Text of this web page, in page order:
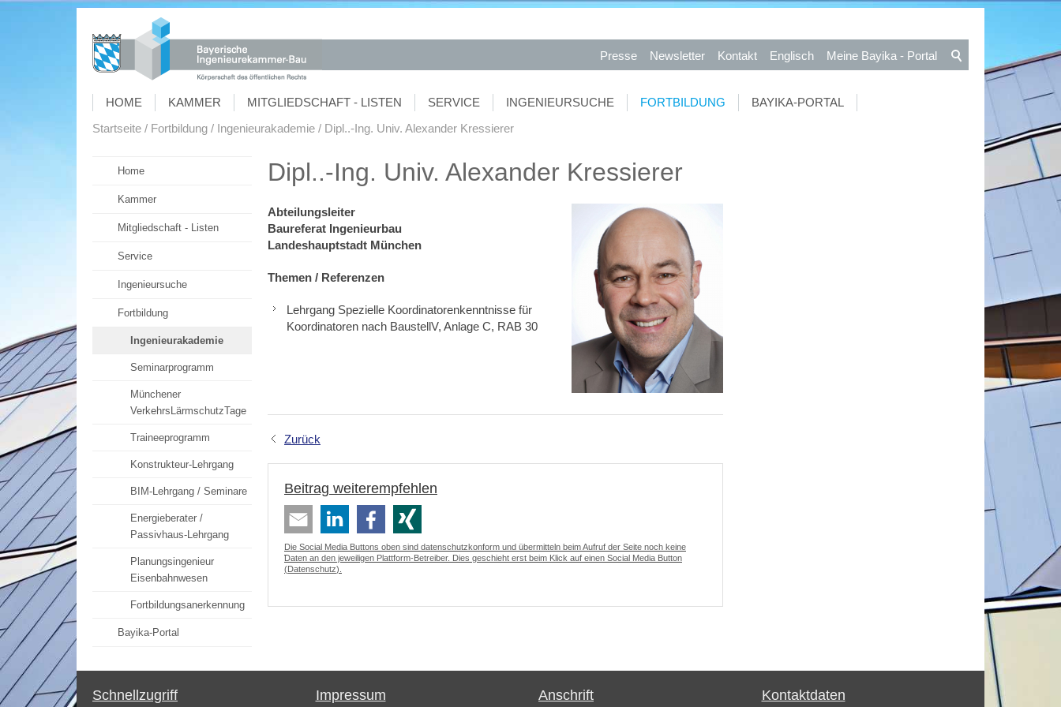
Presse Newsletter Kontakt Englisch Meine Bayika - Portal
HOME KAMMER MITGLIEDSCHAFT - LISTEN SERVICE INGENIEURSUCHE FORTBILDUNG
BAYIKA-PORTAL
Startseite
Fortbildung Ingenieurakademie Dipl..-Ing. Univ. Alexander Kressierer
Home
Kammer
Mitgliedschaft - Listen
Service
Ingenieursuche
Fortbildung
Ingenieurakademie
Seminarprogramm
Münchener
VerkehrsLärmschutzTage
Traineeprogramm
Konstrukteur-Lehrgang
BIM-Lehrgang / Seminare
Energieberater /
Passivhaus-Lehrgang
Planungsingenieur
Eisenbahnwesen
Fortbildungsanerkennung
Bayika-Portal
Dipl..-Ing. Univ. Alexander Kressierer
Abteilungsleiter
Baureferat Ingenieurbau
Landeshauptstadt München
Themen / Referenzen
Lehrgang Spezielle Koordinatorenkenntnisse für
Koordinatoren nach BaustellV, Anlage C, RAB 30
Zurück
Beitrag weiterempfehlen
Die Social Media Buttons oben sind datenschutzkonform und übermitteln beim Aufruf der Seite noch keine
Daten an den jeweiligen Plattform-Betreiber. Dies geschieht erst beim Klick auf einen Social Media Button
(Datenschutz).
Schnellzugriff Impressum Anschrift Kontaktdaten